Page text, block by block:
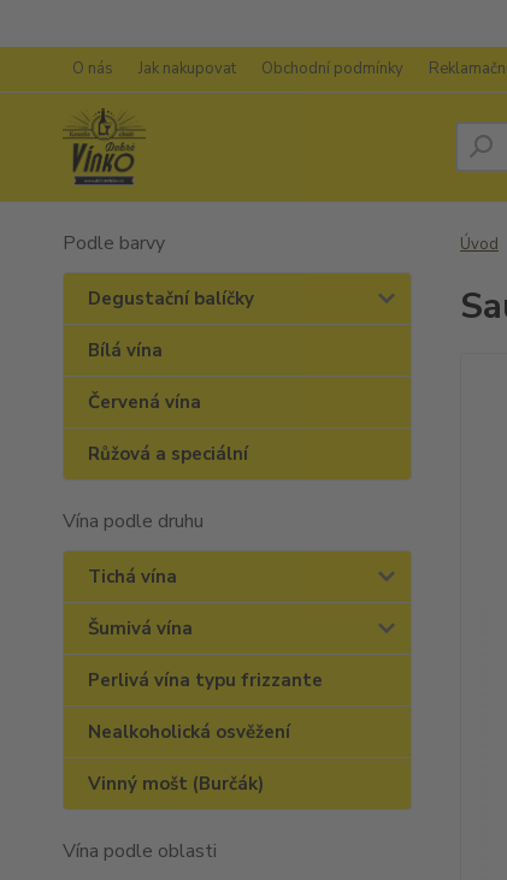
O nás Jak nakupovat Obchodní podmínky
Podle barvy
Degustační balíčky
Bílá vína
Červená vína
Růžová a speciální
Vína podle druhu
Tichá vína
Šumivá vína
Perlivá vína typu frizzante
Nealkoholická osvěžení
Vinný mošt (Burčák)
Vína podle oblasti
Úvod